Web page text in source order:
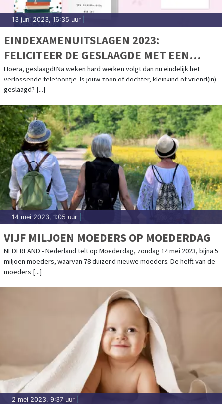
13 juni 2023, 16:35 uur
EINDEXAMENUITSLAGEN 2023:
FELICITEER DE GESLAAGDE MET EEN
KAART!
Hoera, geslaagd! Na weken hard werken volgt dan nu eindelijk het
verlossende telefoontje. Is jouw zoon of dochter, kleinkind of vriend(in)
geslaagd? [...]
14 mei 2023, 1:05 uur
VIJF MILJOEN MOEDERS OP MOEDERDAG
NEDERLAND - Nederland telt op Moederdag, zondag 14 mei 2023, bijna 5
miljoen moeders, waarvan 78 duizend nieuwe moeders. De helft van de
moeders [...]
2 mei 2023, 9:37 uur